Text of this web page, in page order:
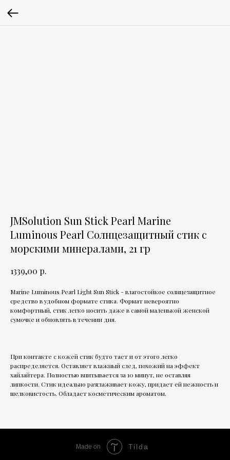
JMSolution Sun Stick Pearl Marine
Luminous Pearl Солнцезащитный стик с
морскими минералами, 21 гр
1339,00 р.
Marine Luminous Pearl Light Sun Stick - влагостойкое солнцезащитное
средство в удобном формате стика. Формат невероятно
комфортный, стик легко носить даже в самой маленькой женской
сумочке и обновлять в течении дня.
При контакте с кожей стик будто тает и от этого легко
распределяется. Оставляет влажный след, похожий на эффект
хайлайтера. Полностью впитывается за 10 минут, не оставляя
липкости. Стик идеально разглаживает кожу, придает ей нежность и
шелковистость. Обладает косметическим ароматом.
Made on Tilda